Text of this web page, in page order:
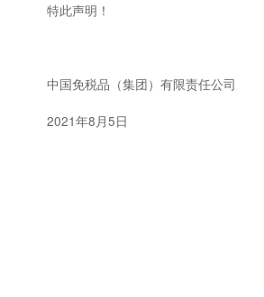
特此声明！
中国免税品（集团）有限责任公司
2021年8月5日